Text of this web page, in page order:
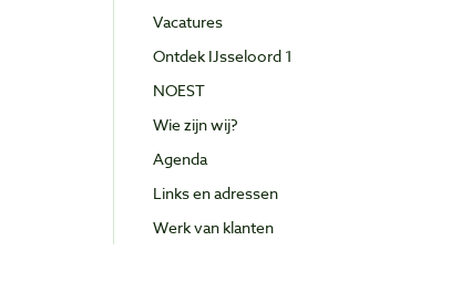
Vacatures
Ontdek IJsseloord 1
NOEST
Wie zijn wij?
Agenda
Links en adressen
Werk van klanten